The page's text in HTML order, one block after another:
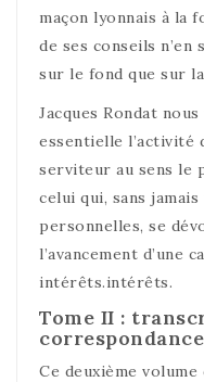
maçon lyonnais à la
de ses conseils
sur le fond que sur
Jacques Rondat
essentielle l’activité
serviteur au sens le
celui qui, sans
personnelles, se
l’avancement d’une
intérêts.intérêts.
Tome II :
correspondance
Ce deuxième